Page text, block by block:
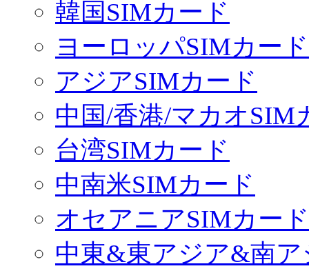
韓国SIMカード
ヨーロッパSIMカード
アジアSIMカード
中国/香港/マカオSIM
台湾SIMカード
中南米SIMカード
オセアニアSIMカード
中東&東アジア&南